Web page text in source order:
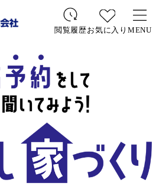
閲覧履歴お気に入り MENU